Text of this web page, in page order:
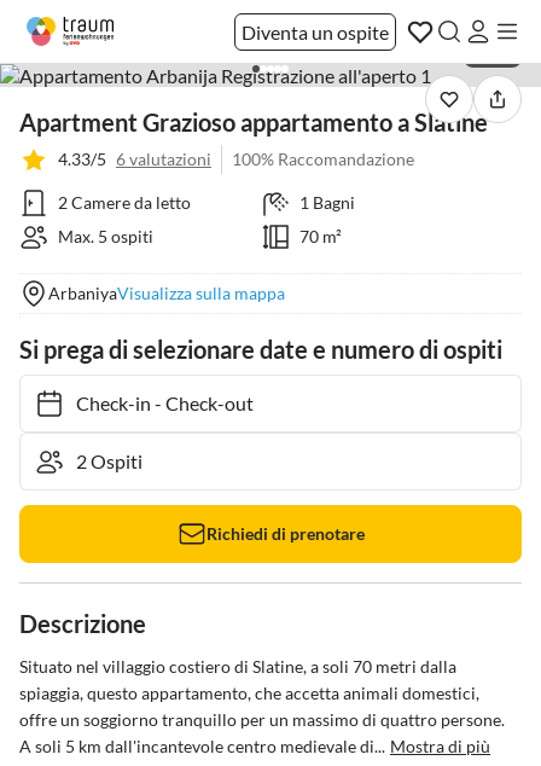
Diventa un ospite
Apartment Grazioso appartamento a Slatine
4.33/5 6 valutazioni 100% Raccomandazione
2 Camere da letto
1 Bagni
Max. 5 ospiti
70 m²
ArbaniyaVisualizza sulla mappa
Si prega di selezionare date e numero di ospiti
Check-in- Check-out
Richiedi di prenotare
Descrizione
Situato nel villaggio costiero di Slatine, a soli 70 metri dalla
spiaggia, questo appartamento, che accetta animali domestici,
offre un soggiorno tranquillo per un massimo di quattro persone.
A soli 5 km dall'incantevole centro medievale di... Mostra di più